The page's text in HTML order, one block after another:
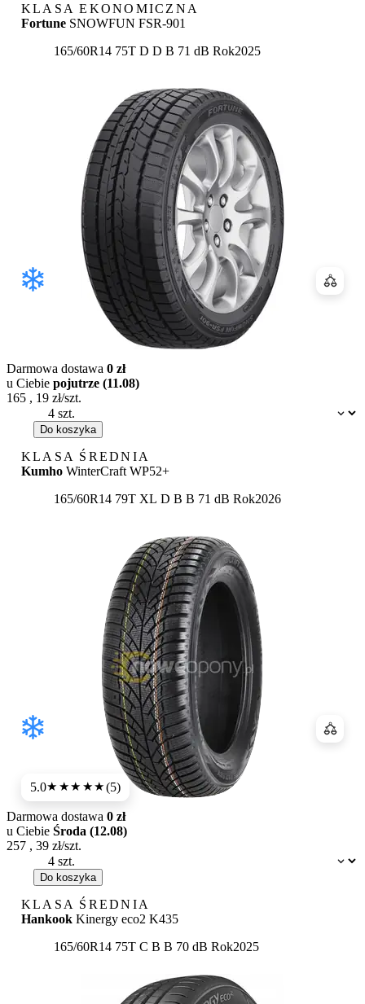
KLASA EKONOMICZNA
Fortune SNOWFUN FSR-901
165/60R14 75T Etykieta:
D D B 71 dB Rok2025
Dostępność:
Darmowa dostawa 0 zł
u Ciebie pojutrze (11.08)
165 , 19 zł/szt.
Do koszyka
KLASA ŚREDNIA
Kumho WinterCraft WP52+
165/60R14 79T XL Etykieta:
D B B 71 dB Rok2026
5.0★★★★★(5)
Dostępność:
Darmowa dostawa 0 zł
u Ciebie Środa (12.08)
257 , 39 zł/szt.
Do koszyka
KLASA ŚREDNIA
Hankook Kinergy eco2 K435
165/60R14 75T Etykieta:
C B B 70 dB Rok2025